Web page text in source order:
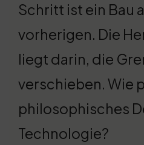
Schritt ist ein Bau
vorherigen. Die
liegt darin, die
verschieben. Wie
philosophisches
Technologie?